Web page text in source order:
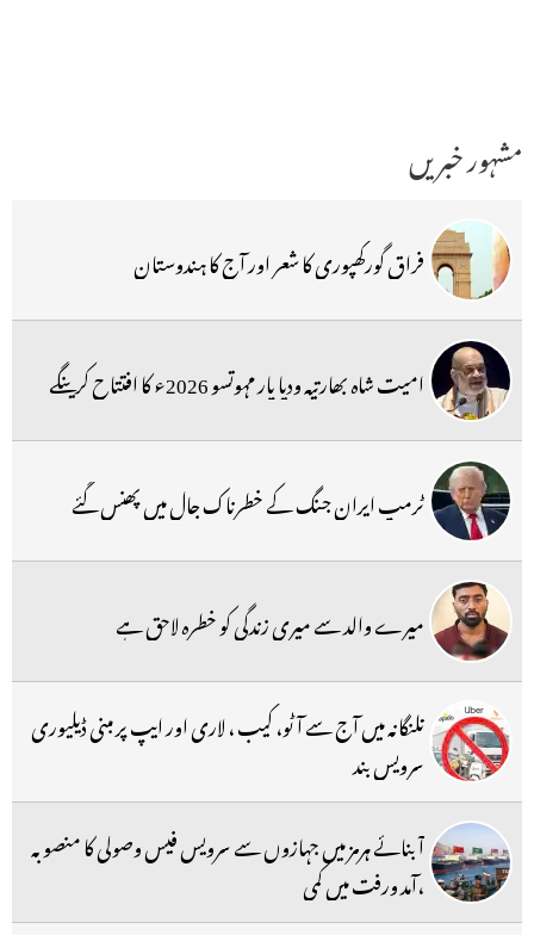
مشہور خبریں
فراق گورکھپوری کا شعر اور آج کا ہندوستان
امیت شاہ بھارتیہ ودیا پار مہوتسو 2026ء کا افتتاح کرینگے
ٹرمپ ایران جنگ کے خطرناک جال میں پھنس گئے
میرے والد سے میری زندگی کو خطرہ لاحق ہے
تلنگانہ میں آج سے آٹو، کیب ، لاری اور ایپ پر مبنی ڈیلیوری
سرویس بند
آبنائے ہرمز میں جہازوں سے سرویس فیس وصولی کا منصوبہ
،آمد ورفت میں کمی